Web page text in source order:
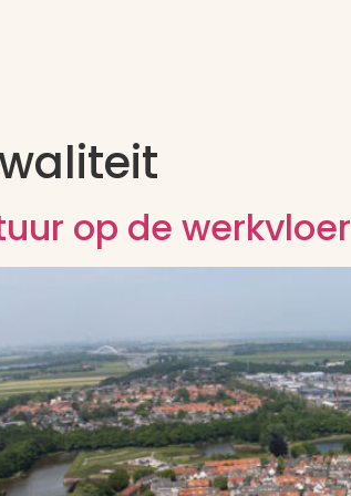
op de werkvloer